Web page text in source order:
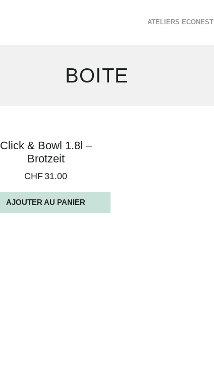
ATELIERS ECONEST
BOITE
Click & Bowl 1.8l –
Brotzeit
CHF 31.00
AJOUTER AU PANIER